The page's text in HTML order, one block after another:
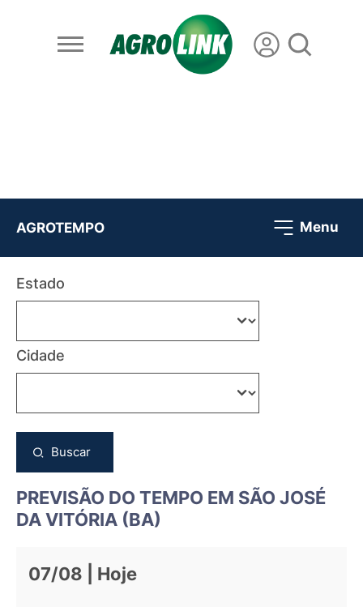
AGROTEMPO Menu
Estado
Cidade
Buscar
PREVISÃO DO TEMPO EM SÃO JOSÉ
DA VITÓRIA (BA)
07/08 | Hoje